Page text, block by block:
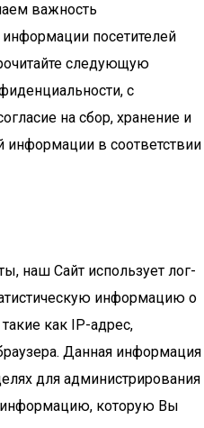
важность
посетителей
следующую
с
на сбор, хранение и
информации в соответствии
наш Сайт использует лог-
информацию о
как IP-адрес,
Данная информация
для администрирования
информацию, которую Вы